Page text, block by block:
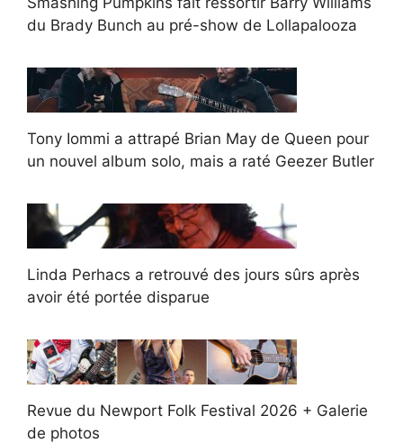
du Brady Bunch au pré-show de Lollapalooza
Tony Iommi a attrapé Brian May de Queen pour
un nouvel album solo, mais a raté Geezer Butler
Linda Perhacs a retrouvé des jours sûrs après
avoir été portée disparue
Revue du Newport Folk Festival 2026 + Galerie
de photos